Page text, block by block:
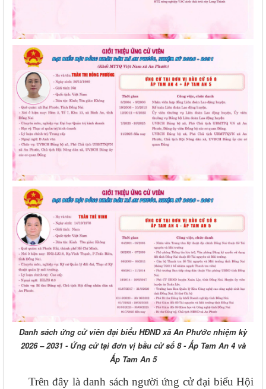
Danh sách ứng cử viên đại biểu HĐND xã An Phước nhiệm kỳ
2026 – 2031 - Ứng cử tại đơn vị bầu cử số 8 - Ấp Tam An 4 và
Ấp Tam An 5
Trên đây là danh sách người ứng cử đại biểu Hội